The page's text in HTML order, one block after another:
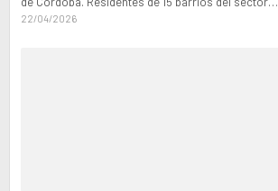
22/04/2026